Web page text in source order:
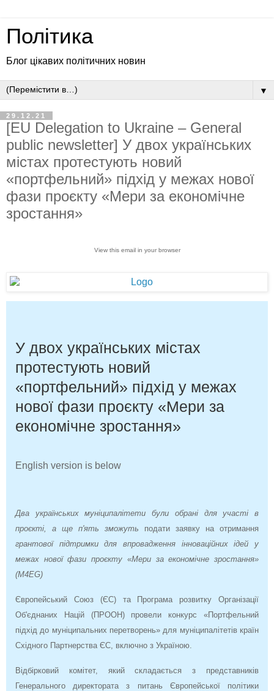
Політика
Блог цікавих політичних новин
▼
29.12.21
[EU Delegation to Ukraine – General
public newsletter] У двох українських
містах протестують новий
«портфельний» підхід у межах нової
фази проєкту «Мери за економічне
зростання»
View this email in your browser
У двох українських містах
протестують новий
«портфельний» підхід у межах
нової фази проєкту «Мери за
економічне зростання»
English version is below
Два українських муніципалітети були обрані для участі в
проєкті, а ще п'ять зможуть подати заявку на отримання
грантової підтримки для впровадження інноваційних ідей у
межах нової фази проєкту «Мери за економічне зростання»
(M4EG)
Європейський Союз (ЄС) та Програма розвитку Організації
Об'єднаних Націй (ПРООН) провели конкурс «Портфельний
підхід до муніципальних перетворень» для муніципалітетів країн
Східного Партнерства ЄС, включно з Україною.
Відбірковий комітет, який складається з представників
Генерального директората з питань Європейської політики